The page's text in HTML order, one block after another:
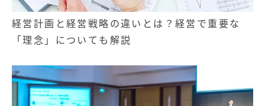
経営計画と経営戦略の違いとは？経営で重要な
「理念」についても解説